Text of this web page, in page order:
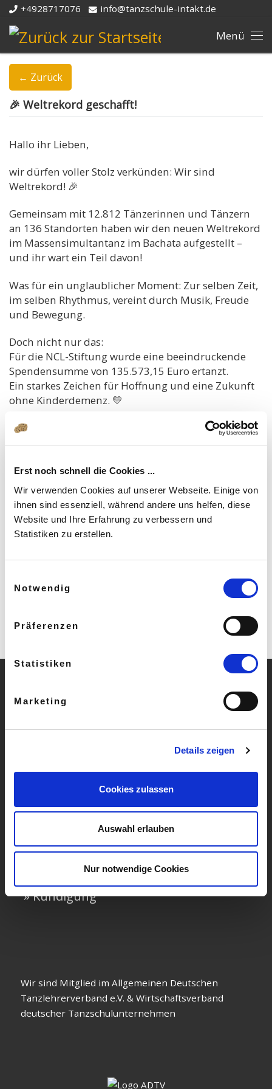
Erst noch schnell die Cookies ...
Wir verwenden Cookies auf unserer Webseite. Einige von
ihnen sind essenziell, während andere uns helfen, diese
Website und Ihre Erfahrung zu verbessern und
Statistiken zu erstellen.
Notwendig
Präferenzen
Statistiken
Marketing
Details zeigen
Cookies zulassen
Auswahl erlauben
Nur notwendige Cookies
+4928717076 info@tanzschule-intakt.de
← Zurück
🎉 Weltrekord geschafft!
Hallo ihr Lieben,
wir dürfen voller Stolz verkünden: Wir sind
Weltrekord! 🎉
Gemeinsam mit 12.812 Tänzerinnen und Tänzern
an 136 Standorten haben wir den neuen Weltrekord
im Massensimultantanz im Bachata aufgestellt –
und ihr wart ein Teil davon!
Was für ein unglaublicher Moment: Zur selben Zeit,
im selben Rhythmus, vereint durch Musik, Freude
und Bewegung.
Doch nicht nur das:
Für die NCL-Stiftung wurde eine beeindruckende
Spendensumme von 135.573,15 Euro ertanzt.
Ein starkes Zeichen für Hoffnung und eine Zukunft
ohne Kinderdemenz. 💛
Wir möchten uns von Herzen bei allen bedanken,
die dabei waren – ob auf der Fläche oder hinter den
Wir freuen uns schon auf viele weitere besondere
Momente mit euch.
Herzliche Grüße
Euer Team der Tanzschule INTAKT
» Datenschutz
» Gutscheine
» Aktuelles
» Kündigung
Wir sind Mitglied im Allgemeinen Deutschen
Tanzlehrerverband e.V. & Wirtschaftsverband
deutscher Tanzschulunternehmen